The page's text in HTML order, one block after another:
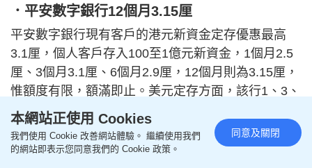
．平安數字銀行12個月3.15厘
平安數字銀行現有客戶的港元新資金定存優惠最高
3.1厘，個人客戶存入100至1億元新資金，1個月2.5
厘、3個月3.1厘、6個月2.9厘，12個月則為3.15厘，
惟額度有限，額滿即止。美元定存方面，該行1、3、
6及12個月息率分別為3.6厘、3.6厘、3.7厘及3.75
厘。
本網站正使用 Cookies
我們使用 Cookie 改善網站體驗。 繼續使用我們
的網站即表示您同意我們的 Cookie 政策。
同意及關閉